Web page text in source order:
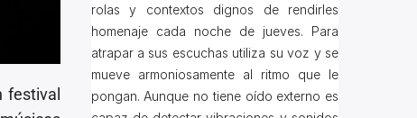
festival
rolas y contextos dignos de rendirles
homenaje cada noche de jueves. Para
atrapar a sus escuchas utiliza su voz y se
mueve armoniosamente al ritmo que le
pongan. Aunque no tiene oído externo es